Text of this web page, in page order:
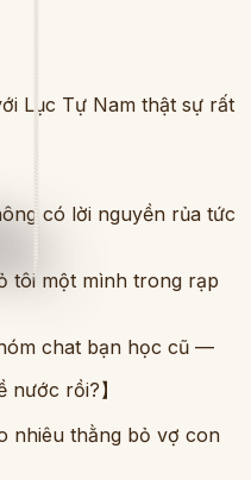
Lục Tự Nam thật sự rất
có lời nguyền rủa tức
tôi một mình trong rạp
chat bạn học cũ —
nước rồi?】
nhiêu thằng bỏ vợ con